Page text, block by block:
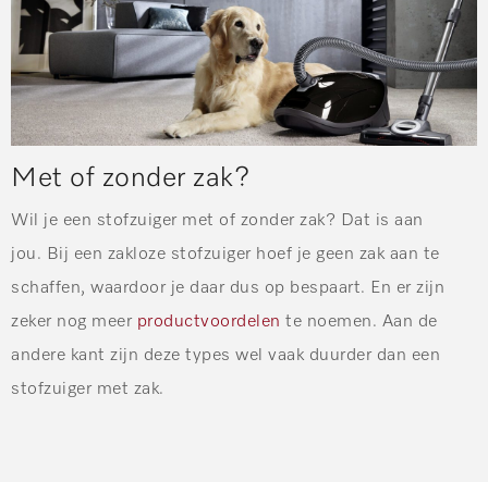
Met of zonder zak?
Wil je een stofzuiger met of zonder zak? Dat is aan
jou. Bij een zakloze stofzuiger hoef je geen zak aan te
schaffen, waardoor je daar dus op bespaart. En er zijn
zeker nog meer productvoordelen te noemen. Aan de
andere kant zijn deze types wel vaak duurder dan een
stofzuiger met zak.